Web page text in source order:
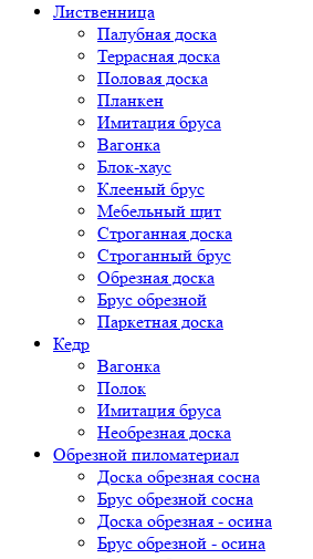
Лиственница
Палубная доска
Террасная доска
Половая доска
Планкен
Имитация бруса
Вагонка
Блок-хаус
Клееный брус
Мебельный щит
Строганная доска
Строганный брус
Обрезная доска
Брус обрезной
Паркетная доска
Кедр
Вагонка
Полок
Имитация бруса
Необрезная доска
Обрезной пиломатериал
Доска обрезная сосна
Брус обрезной сосна
Доска обрезная - осина
Брус обрезной - осина